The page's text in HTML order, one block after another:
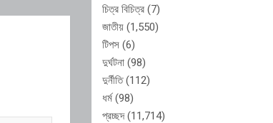
চিত্র বিচিত্র (7)
জাতীয় (1,550)
টিপস (6)
দুর্ঘটনা (98)
দুর্নীতি(112)
ধর্ম(98)
প্রচ্ছদ(11,714)